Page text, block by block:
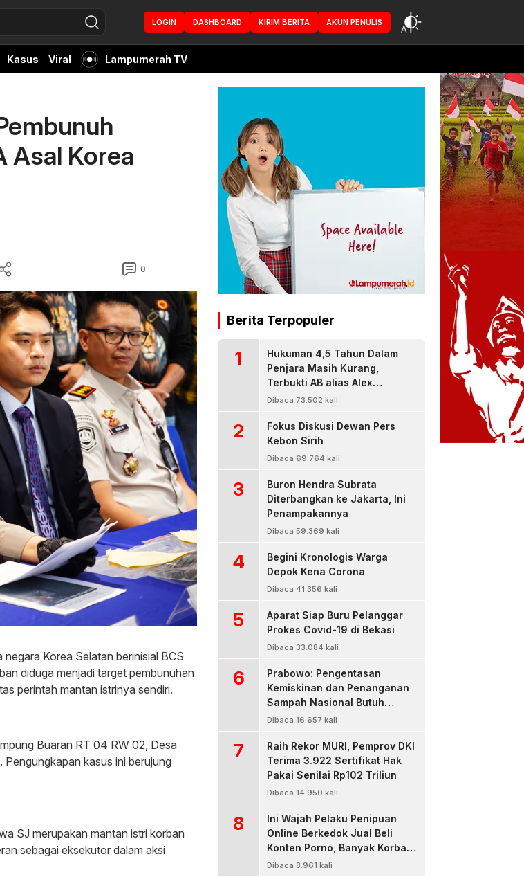
LOGIN DASHBOARD KIRIM BERITA AKUN PENULIS
Kasus Viral Lampumerah TV
Asal Korea
0
Korea Selatan berinisial BCS
diduga menjadi target pembunuhan
perintah mantan istrinya sendiri.
Buaran RT 04 RW 02, Desa
kasus ini berujung
SJ merupakan mantan istri korban
sebagai eksekutor dalam aksi
Berita Terpopuler
1
Hukuman 4,5 Tahun Dalam
Penjara Masih Kurang,
Terbukti AB alias Alex
Residivis Narkoba Kembali
Dibaca 73.502 kali
2
Fokus Diskusi Dewan Pers
Kebon Sirih
Dibaca 69.764 kali
3
Buron Hendra Subrata
Diterbangkan ke Jakarta, Ini
Penampakannya
Dibaca 59.369 kali
4
Begini Kronologis Warga
Depok Kena Corona
Dibaca 41.356 kali
5
Aparat Siap Buru Pelanggar
Prokes Covid-19 di Bekasi
Dibaca 33.084 kali
6
Prabowo: Pengentasan
Kemiskinan dan Penanganan
Sampah Nasional Butuh
Persatuan dan Kepemimpinan
Dibaca 16.657 kali
7
Raih Rekor MURI, Pemprov DKI
Terima 3.922 Sertifikat Hak
Pakai Senilai Rp102 Triliun
Dibaca 14.950 kali
8
Ini Wajah Pelaku Penipuan
Online Berkedok Jual Beli
Konten Porno, Banyak Korban
Rugi Jutaan Rupiah
Dibaca 8.961 kali